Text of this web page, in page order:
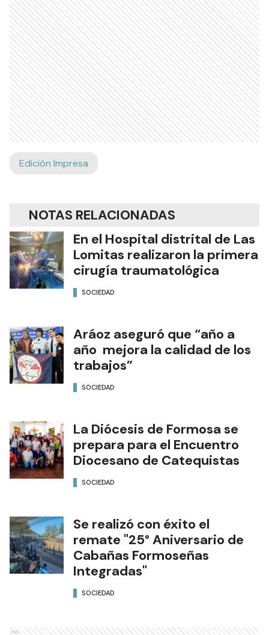
Edición Impresa
NOTAS RELACIONADAS
En el Hospital distrital de Las
Lomitas realizaron la primera
cirugía traumatológica
SOCIEDAD
Aráoz aseguró que “año a
año mejora la calidad de los
trabajos”
SOCIEDAD
La Diócesis de Formosa se
prepara para el Encuentro
Diocesano de Catequistas
SOCIEDAD
Se realizó con éxito el
remate "25° Aniversario de
Cabañas Formoseñas
Integradas"
SOCIEDAD
Ads